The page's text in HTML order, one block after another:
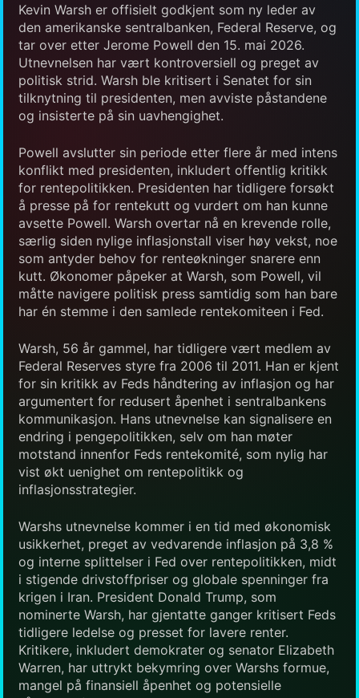
Kevin Warsh er offisielt godkjent som ny leder av
den amerikanske sentralbanken, Federal Reserve, og
tar over etter Jerome Powell den 15. mai 2026.
Utnevnelsen har vært kontroversiell og preget av
politisk strid. Warsh ble kritisert i Senatet for sin
tilknytning til presidenten, men avviste påstandene
og insisterte på sin uavhengighet.
Powell avslutter sin periode etter flere år med intens
konflikt med presidenten, inkludert offentlig kritikk
for rentepolitikken. Presidenten har tidligere forsøkt
å presse på for rentekutt og vurdert om han kunne
avsette Powell. Warsh overtar nå en krevende rolle,
særlig siden nylige inflasjonstall viser høy vekst, noe
som antyder behov for renteøkninger snarere enn
kutt. Økonomer påpeker at Warsh, som Powell, vil
måtte navigere politisk press samtidig som han bare
har én stemme i den samlede rentekomiteen i Fed.
Warsh, 56 år gammel, har tidligere vært medlem av
Federal Reserves styre fra 2006 til 2011. Han er kjent
for sin kritikk av Feds håndtering av inflasjon og har
argumentert for redusert åpenhet i sentralbankens
kommunikasjon. Hans utnevnelse kan signalisere en
endring i pengepolitikken, selv om han møter
motstand innenfor Feds rentekomité, som nylig har
vist økt uenighet om rentepolitikk og
inflasjonsstrategier.
Warshs utnevnelse kommer i en tid med økonomisk
usikkerhet, preget av vedvarende inflasjon på 3,8 %
og interne splittelser i Fed over rentepolitikken, midt
i stigende drivstoffpriser og globale spenninger fra
krigen i Iran. President Donald Trump, som
nominerte Warsh, har gjentatte ganger kritisert Feds
tidligere ledelse og presset for lavere renter.
Kritikere, inkludert demokrater og senator Elizabeth
Warren, har uttrykt bekymring over Warshs formue,
mangel på finansiell åpenhet og potensielle